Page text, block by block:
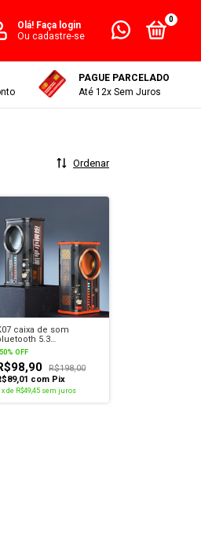
Olá! Faça login
Ou cadastre-se
0
PAGUE PARCELADO
Até 12x Sem Juros
Ordenar
caixa de som
5.3
transparente com RGB
50% OFF
R$198,00
com Pix
x de R$49,45 sem juros